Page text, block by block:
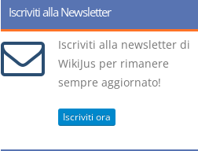
Iscriviti alla Newsletter
Iscriviti alla newsletter di
WikiJus per rimanere
sempre aggiornato!
Iscriviti ora